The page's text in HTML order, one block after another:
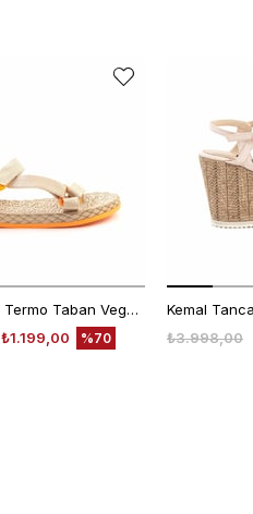
Rouge Kadın Termo Taban Vegan Cırt Bantlı Bej Sandalet 1001
₺1.199,00
%70 ₺3.998,00